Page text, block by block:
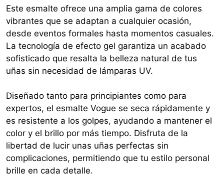
Este esmalte ofrece una amplia gama de colores
vibrantes que se adaptan a cualquier ocasión,
desde eventos formales hasta momentos casuales.
La tecnología de efecto gel garantiza un acabado
sofisticado que resalta la belleza natural de tus
uñas sin necesidad de lámparas UV.
Diseñado tanto para principiantes como para
expertos, el esmalte Vogue se seca rápidamente y
es resistente a los golpes, ayudando a mantener el
color y el brillo por más tiempo. Disfruta de la
libertad de lucir unas uñas perfectas sin
complicaciones, permitiendo que tu estilo personal
brille en cada detalle.